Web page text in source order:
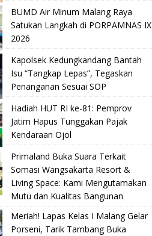
BUMD Air Minum Malang Raya
Satukan Langkah di PORPAMNAS IX
2026
Kapolsek Kedungkandang Bantah
Isu “Tangkap Lepas”, Tegaskan
Penanganan Sesuai SOP
Hadiah HUT RI ke-81: Pemprov
Jatim Hapus Tunggakan Pajak
Kendaraan Ojol
Primaland Buka Suara Terkait
Somasi Wangsakarta Resort &
Living Space: Kami Mengutamakan
Mutu dan Kualitas Bangunan
Meriah! Lapas Kelas I Malang Gelar
Porseni, Tarik Tambang Buka